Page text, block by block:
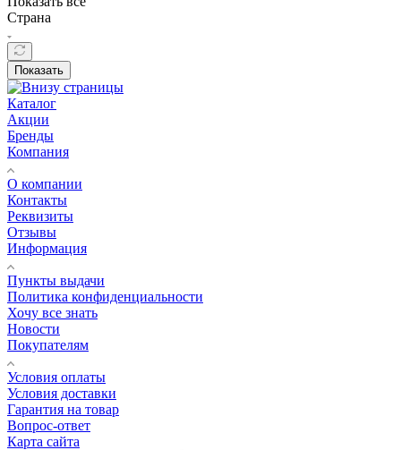
Страна
Показать
Каталог
Акции
Бренды
Компания
О компании
Контакты
Реквизиты
Отзывы
Информация
Пункты выдачи
Политика конфиденциальности
Хочу все знать
Новости
Покупателям
Условия оплаты
Условия доставки
Гарантия на товар
Вопрос-ответ
Карта сайта